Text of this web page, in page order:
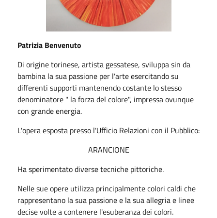
Patrizia Benvenuto
Di origine torinese, artista gessatese, sviluppa sin da
bambina la sua passione per l'arte esercitando su
differenti supporti mantenendo costante lo stesso
denominatore " la forza del colore", impressa ovunque
con grande energia.
L'opera esposta presso l'Ufficio Relazioni con il Pubblico:
ARANCIONE
Ha sperimentato diverse tecniche pittoriche.
Nelle sue opere utilizza principalmente colori caldi che
rappresentano la sua passione e la sua allegria e linee
decise volte a contenere l'esuberanza dei colori.